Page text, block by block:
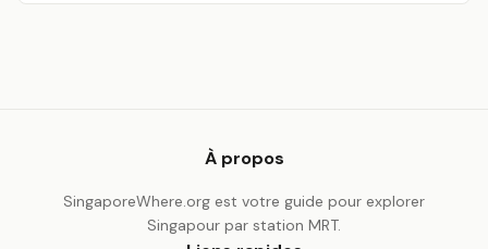
À propos
SingaporeWhere.org est votre guide pour explorer
Singapour par station MRT.